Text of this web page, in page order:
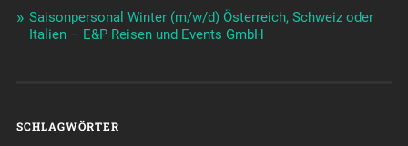
Saisonpersonal Winter (m/w/d) Österreich, Schweiz oder
Italien – E&P Reisen und Events GmbH
SCHLAGWÖRTER